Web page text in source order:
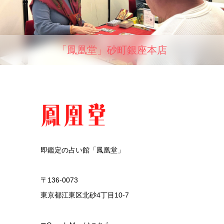
「鳳凰堂」砂町銀座本店
即鑑定の占い館「鳳凰堂」
〒136-0073
東京都江東区北砂4丁目10-7